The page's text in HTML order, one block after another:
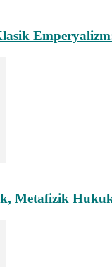
Metafizik Hukuk